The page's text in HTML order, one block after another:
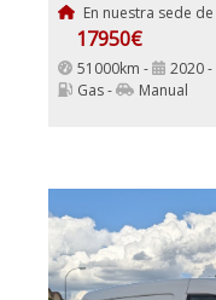
En nuestra sede de
17950€
51000km - 2020 -
Gas -
Manual